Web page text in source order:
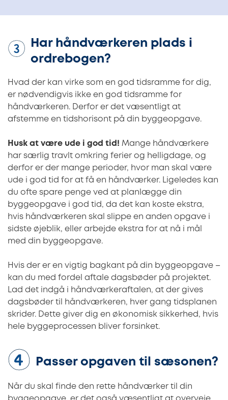
Har håndværkeren plads i
ordrebogen?
Hvad der kan virke som en god tidsramme for dig,
er nødvendigvis ikke en god tidsramme for
håndværkeren. Derfor er det væsentligt at
afstemme en tidshorisont på din byggeopgave.
Husk at være ude i god tid! Mange håndværkere
har særlig travlt omkring ferier og helligdage, og
derfor er der mange perioder, hvor man skal være
ude i god tid for at få en håndværker. Ligeledes kan
du ofte spare penge ved at planlægge din
byggeopgave i god tid, da det kan koste ekstra,
hvis håndværkeren skal slippe en anden opgave i
sidste øjeblik, eller arbejde ekstra for at nå i mål
med din byggeopgave.
Hvis der er en vigtig bagkant på din byggeopgave –
kan du med fordel aftale dagsbøder på projektet.
Lad det indgå i håndværkeraftalen, at der gives
dagsbøder til håndværkeren, hver gang tidsplanen
skrider. Dette giver dig en økonomisk sikkerhed, hvis
hele byggeprocessen bliver forsinket.
Passer opgaven til sæsonen?
Når du skal finde den rette håndværker til din